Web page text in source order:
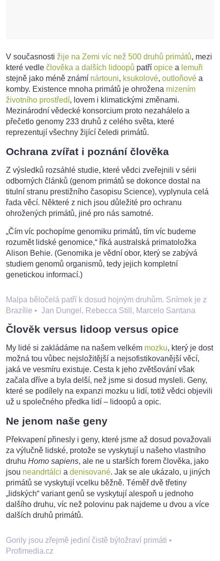
V současnosti žije na Zemi víc než 500 druhů primátů, mezi
které vedle člověka a dalších lidoopů patří opice a lemuři
stejně jako méně známí nártouni, ksukolové, outloňové a
komby. Existence mnoha primátů je ohrožena mizením
životního prostředí, lovem i klimatickými změnami.
Mezinárodní vědecké konsorcium proto nezahálelo a
přečetlo genomy 233 druhů z celého světa, které
reprezentují všechny žijící čeledi primátů.
Ochrana zvířat i poznání člověka
Z výsledků rozsáhlé studie, které vědci zveřejnili v sérii
odborných článků (genom primátů se dokonce dostal na
titulní stranu prestižního časopisu Science), vyplynula celá
řada věcí. Některé z nich jsou důležité pro ochranu
ohrožených primátů, jiné pro nás samotné.
„Čím víc pochopíme genomiku primátů, tím víc budeme
rozumět lidské genomice,“ říká australská primatoložka
Alison Behie. (Genomika je vědní obor, který se zabývá
studiem genomů organismů, tedy jejich kompletní
genetickou informací.)
Malpa běločelá patří k dosud hojným druhům. Snímek je z
Brazílie • Jan Dungel, Rebecca Still, Marcelo Santana
Člověk versus lidoop versus opice
My lidé si zakládáme na našem velkém mozku, který je dost
možná tou vůbec nejsložitější a nejsofistikovanější věcí,
jaká ve vesmíru existuje. Cesta k jeho zvětšování však
začala dříve a byla delší, než jsme si dosud mysleli. Geny,
které se podílely na expanzi mozku u lidí, totiž vědci objevili
už u společného předka lidí – lidoopů a opic.
Ne jenom naše geny
Překvapení přinesly i geny, které jsme až dosud považovali
za výlučně lidské, protože se vyskytují u našeho vlastního
druhu Homo sapiens, ale ne u starších forem člověka, jako
jsou neandrtálci a denisované. Jak se ale ukázalo, u jiných
primátů se vyskytují vcelku běžně. Téměř dvě třetiny
„lidských“ variant genů se vyskytují alespoň u jednoho
dalšího druhu, víc než polovinu pak najdeme u dvou a více
dalších druhů primátů.
Gorily jsou zřejmě jediní čistě býložraví primáti •
Profimedia.cz